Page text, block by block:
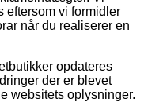
eftersom vi formidler
når du realiserer en
opdateres
der er blevet
websitets oplysninger.